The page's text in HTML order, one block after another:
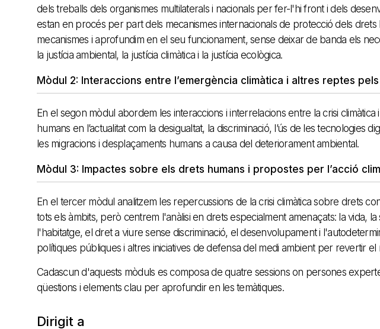
dels treballs dels organismes multilaterals i nacionals per fer-l'hi front i dels
estan en procés per part dels mecanismes internacionals de protecció dels drets
mecanismes i aprofundim en el seu funcionament, sense deixar de banda els
la justícia ambiental, la justícia climàtica i la justícia ecològica.
Mòdul 2: Interaccions entre l’emergència climàtica i altres reptes
En el segon mòdul abordem les interaccions i interrelacions entre la crisi
humans en l’actualitat com la desigualtat, la discriminació, l’ús de les tecnologies
les migracions i desplaçaments humans a causa del deteriorament ambiental.
Mòdul 3: Impactes sobre els drets humans i propostes per l’acció
En el tercer mòdul analitzem les repercussions de la crisi climàtica sobre drets
tots els àmbits, però centrem l'anàlisi en drets especialment amenaçats: la vida,
l'habitatge, el dret a viure sense discriminació, el desenvolupament i
polítiques públiques i altres iniciatives de defensa del medi ambient per revertir el
Cadascun d'aquests mòduls es composa de quatre sessions on persones
qüestions i elements clau per aprofundir en les temàtiques.
Dirigit a